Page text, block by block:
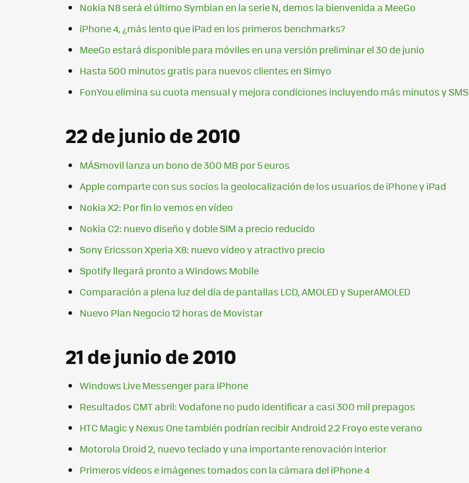
Nokia N8 será el último Symbian en la serie N, demos la bienvenida a MeeGo
iPhone 4, ¿más lento que iPad en los primeros benchmarks?
MeeGo estará disponible para móviles en una versión preliminar el 30 de junio
Hasta 500 minutos gratis para nuevos clientes en Simyo
FonYou elimina su cuota mensual y mejora condiciones incluyendo más minutos y SMS
22 de junio de 2010
MÁSmovil lanza un bono de 300 MB por 5 euros
Apple comparte con sus socios la geolocalización de los usuarios de iPhone y iPad
Nokia X2: Por fin lo vemos en vídeo
Nokia C2: nuevo diseño y doble SIM a precio reducido
Sony Ericsson Xperia X8: nuevo vídeo y atractivo precio
Spotify llegará pronto a Windows Mobile
Comparación a plena luz del día de pantallas LCD, AMOLED y SuperAMOLED
Nuevo Plan Negocio 12 horas de Movistar
21 de junio de 2010
Windows Live Messenger para iPhone
Resultados CMT abril: Vodafone no pudo identificar a casi 300 mil prepagos
HTC Magic y Nexus One también podrían recibir Android 2.2 Froyo este verano
Motorola Droid 2, nuevo teclado y una importante renovación interior
Primeros vídeos e imágenes tomados con la cámara del iPhone 4